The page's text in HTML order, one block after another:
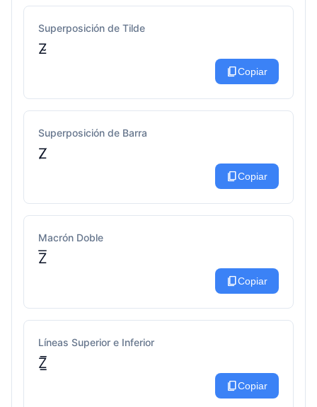
Superposición de Tilde
Z̴
content_copyCopiar
Superposición de Barra
Z̸
content_copyCopiar
Macrón Doble
Z͞
content_copyCopiar
Líneas Superior e Inferior
Z̲̅
content_copyCopiar